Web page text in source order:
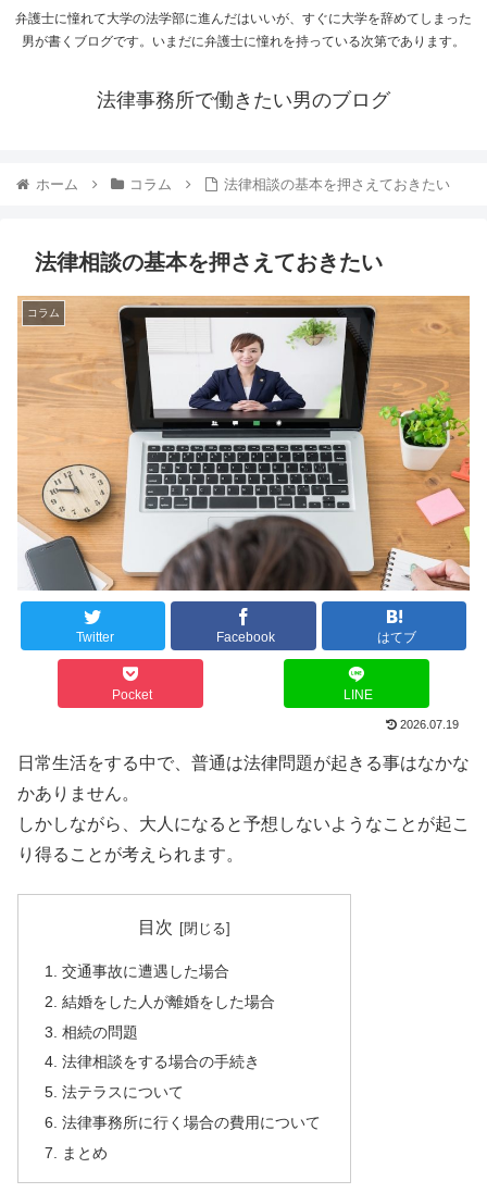
弁護士に憧れて大学の法学部に進んだはいいが、すぐに大学を辞めてしまった
男が書くブログです。いまだに弁護士に憧れを持っている次第であります。
法律事務所で働きたい男のブログ
ホーム コラム 法律相談の基本を押さえておきたい
法律相談の基本を押さえておきたい
コラム
Twitter Facebook はてブ
Pocket LINE
2026.07.19
日常生活をする中で、普通は法律問題が起きる事はなかな
かありません。
しかしながら、大人になると予想しないようなことが起こ
り得ることが考えられます。
目次
交通事故に遭遇した場合
結婚をした人が離婚をした場合
相続の問題
法律相談をする場合の手続き
法テラスについて
法律事務所に行く場合の費用について
まとめ